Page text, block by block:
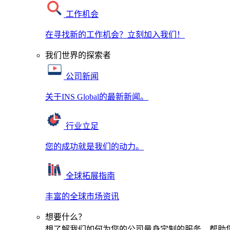
工作机会
在寻找新的工作机会？立刻加入我们！
我们世界的探索者
公司新闻
关于INS Global的最新新闻。
行业立足
您的成功就是我们的动力。
全球拓展指南
丰富的全球市场资讯
想要什么？